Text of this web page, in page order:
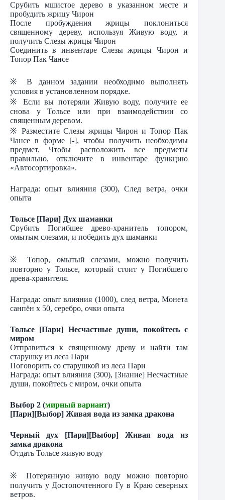
Срубить мшистое дерево в указанном месте и
пробудить жрицу Чирон
После пробуждения жрицы поклониться
священному дереву, используя Живую воду, и
получить Слезы жрицы Чирон
Соединить в инвентаре Слезы жрицы Чирон и
Топор Пак Чансе
※ В данном задании необходимо выполнять
условия в установленном порядке.
※ Если вы потеряли Живую воду, получите ее
снова у Тольсе или при взаимодействии со
священным деревом.
※ Разместите Слезы жрицы Чирон и Топор Пак
Чансе в форме [-], чтобы получить необходимы
предмет. Чтобы расположить все предметы
правильно, отключите в инвентаре функцию
«Автосортировка».
Награда: опыт влияния (300), След ветра, очки
опыта
Тольсе [Пари] Дух шаманки
Срубить Погибшее древо-хранитель топором,
омытым слезами, и победить дух шаманки
※ Топор, омытый слезами, можно получить
повторно у Тольсе, который стоит у Погибшего
древа-хранителя.
Награда: опыт влияния (1000), след ветра, Монета
санпён х 50, серебро, очки опыта
Тольсе [Пари] Несчастные души, покойтесь с
миром
Отправиться к священному древу и найти там
старушку из леса Пари
Поговорить со старушкой из леса Пари
Награда: опыт влияния (300), [Знание] Несчастные
души, покойтесь с миром, очки опыта
Выбор 2 (мирный вариант)
[Пари][Выбор] Живая вода из замка дракона
Черный дух [Пари][Выбор] Живая вода из
замка дракона
Отдать Тольсе живую воду
※ Потерянную живую воду можно повторно
получить у Достопочтенного Гу в Краю северных
ветров.